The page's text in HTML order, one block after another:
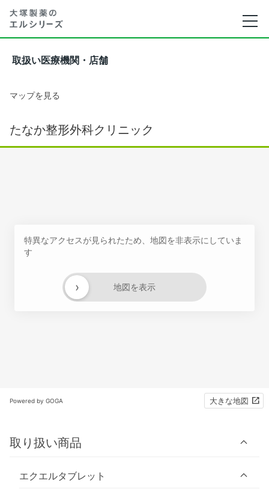
取扱い医療機関・店舗
マップを見る
たなか整形外科クリニック
特異なアクセスが見られたため、地図を非表示にしていま
す
地図を表示
›
Powered by GOGA 大きな地図
取り扱い商品
エクエルタブレット